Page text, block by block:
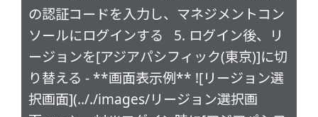
の認証コードを入力し、マネジメントコン
ソールにログインする 5. ログイン後、リ
ージョンを[アジアパシフィック(東京)]に切
り替える - **画面表示例** ![リージョン選
択画面](.././images/リージョン選択画